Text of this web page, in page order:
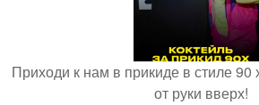
Приходи к нам в прикиде в стиле 90
от руки вверх!